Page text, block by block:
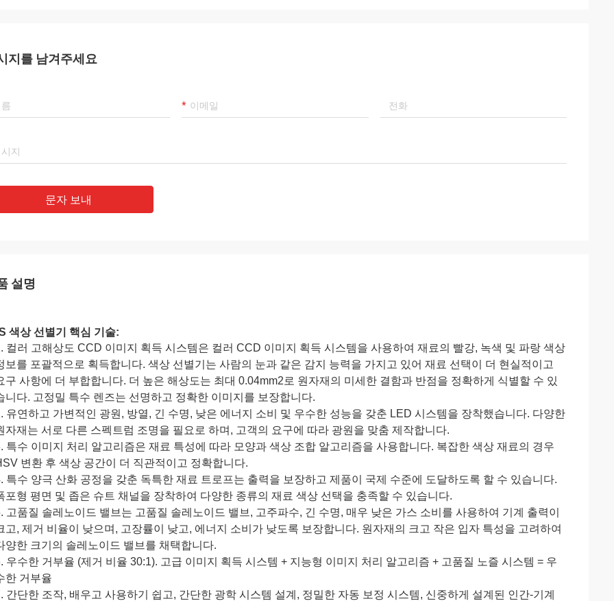
지를 남겨주세요
문자 보내
설명
색상 선별기 핵심 기술:
컬러 고해상도 CCD 이미지 획득 시스템은 컬러 CCD 이미지 획득 시스템을 사용하여 재료의 빨강, 녹색 및 파랑 색상
보를 포괄적으로 획득합니다. 색상 선별기는 사람의 눈과 같은 감지 능력을 가지고 있어 재료 선택이 더 현실적이고
구 사항에 더 부합합니다. 더 높은 해상도는 최대 0.04mm2로 원자재의 미세한 결함과 반점을 정확하게 식별할 수 있
니다. 고정밀 특수 렌즈는 선명하고 정확한 이미지를 보장합니다.
유연하고 가변적인 광원, 방열, 긴 수명, 낮은 에너지 소비 및 우수한 성능을 갖춘 LED 시스템을 장착했습니다. 다양한
자재는 서로 다른 스펙트럼 조명을 필요로 하며, 고객의 요구에 따라 광원을 맞춤 제작합니다.
특수 이미지 처리 알고리즘은 재료 특성에 따라 모양과 색상 조합 알고리즘을 사용합니다. 복잡한 색상 재료의 경우
변환 후 색상 공간이 더 직관적이고 정확합니다.
특수 양극 산화 공정을 갖춘 독특한 재료 트로프는 출력을 보장하고 제품이 국제 수준에 도달하도록 할 수 있습니다.
포형 평면 및 좁은 슈트 채널을 장착하여 다양한 종류의 재료 색상 선택을 충족할 수 있습니다.
고품질 솔레노이드 밸브는 고품질 솔레노이드 밸브, 고주파수, 긴 수명, 매우 낮은 가스 소비를 사용하여 기계 출력이
고, 제거 비율이 낮으며, 고장률이 낮고, 에너지 소비가 낮도록 보장합니다. 원자재의 크고 작은 입자 특성을 고려하여
양한 크기의 솔레노이드 밸브를 채택합니다.
우수한 거부율 (제거 비율 30:1). 고급 이미지 획득 시스템 + 지능형 이미지 처리 알고리즘 + 고품질 노즐 시스템 = 우
한 거부율
간단한 조작, 배우고 사용하기 쉽고, 간단한 광학 시스템 설계, 정밀한 자동 보정 시스템, 신중하게 설계된 인간-기계